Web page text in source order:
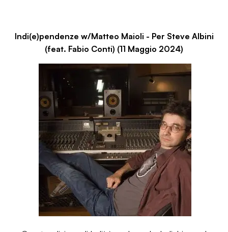
Indi(e)pendenze w/Matteo Maioli - Per Steve Albini
(feat. Fabio Conti) (11 Maggio 2024)